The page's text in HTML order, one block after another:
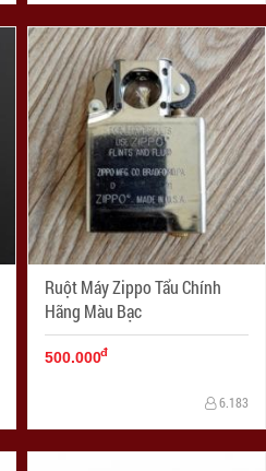
Ruột Máy Zippo Tẩu Chính
Hãng Màu Bạc
500.000đ
6.183